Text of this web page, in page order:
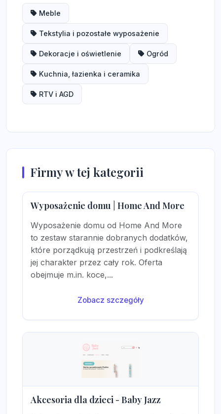
Meble
Tekstylia i pozostałe wyposażenie
Dekoracje i oświetlenie Ogród
Kuchnia, łazienka i ceramika
RTV i AGD
Firmy w tej kategorii
Wyposażenie domu | Home And More
Wyposażenie domu od Home And More
to zestaw starannie dobranych dodatków,
które porządkują przestrzeń i podkreślają
jej charakter przez cały rok. Oferta
obejmuje m.in. koce,...
Zobacz szczegóły
Akcesoria dla dzieci - Baby Jazz